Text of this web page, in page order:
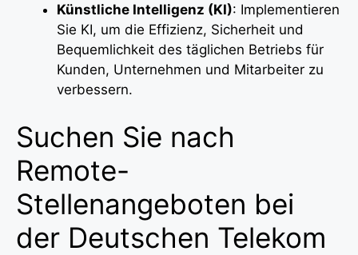
Künstliche Intelligenz (KI): Implementieren
Sie KI, um die Effizienz, Sicherheit und
Bequemlichkeit des täglichen Betriebs für
Kunden, Unternehmen und Mitarbeiter zu
verbessern.
Suchen Sie nach
Remote-
Stellenangeboten bei
der Deutschen Telekom